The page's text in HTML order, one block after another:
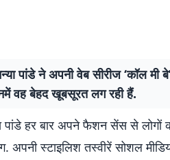
पांडे ने अपनी वेब सीरीज ‘कॉल मी
वह बेहद खूबसूरत लग रही हैं.
पांडे हर बार अपने फैशन सेंस से लोगों
अपनी स्टाइलिश तस्वीरें सोशल